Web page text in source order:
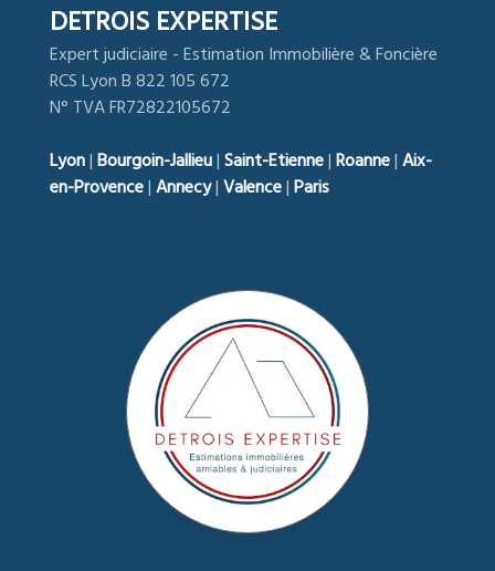
DETROIS EXPERTISE
Expert judiciaire - Estimation Immobilière & Foncière
RCS Lyon B 822 105 672
N° TVA FR72822105672
Lyon|Bourgoin-Jallieu|Saint-Etienne|Roanne|Aix-
en-Provence|Annecy|Valence|Paris